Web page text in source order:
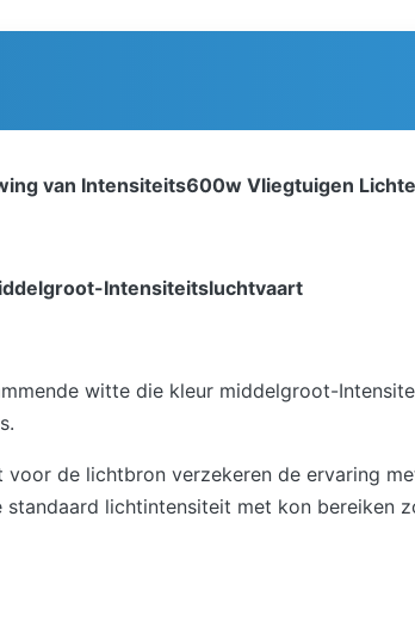
van Intensiteits600w Vliegtuigen
Intensiteitsluchtvaart
witte die kleur middelgroot-
de lichtbron verzekeren de ervaring
lichtintensiteit met kon bereiken